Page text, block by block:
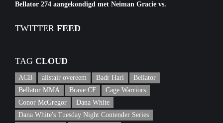
Bellator 274 aangekondigd met Neiman Gracie vs.
January 5th, 2022
TWITTER FEED
TAG CLOUD
ACB alistair overeem Badr Hari
Bellator
Bellator MMA
Brave CF
Cage Warriors
Conor McGregor
Dana White
Dana White's Tuesday Night Contender Series